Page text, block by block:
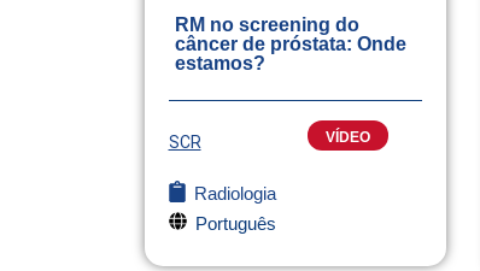
RM no screening do
câncer de próstata: Onde
estamos?
SCR VÍDEO
Radiologia
Português